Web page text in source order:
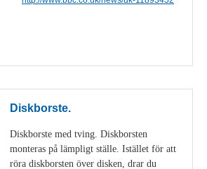
Diskborste.
Diskborste med tving. Diskborsten
monteras på lämpligt ställe. Istället för att
röra diskborsten över disken, drar du